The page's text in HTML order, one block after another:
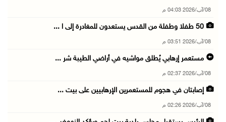
08/آب/2026 04:03 م
50 طفلا وطفلة من القدس يستعدون للمغادرة إلى ا ...
08/آب/2026 03:51 م
مستعمر إرهابي يُطلق مواشيه في أراضي الطيبة شر ...
08/آب/2026 02:37 م
إصابتان في هجوم للمستعمرين الإرهابيين على بيت ...
08/آب/2026 02:26 م